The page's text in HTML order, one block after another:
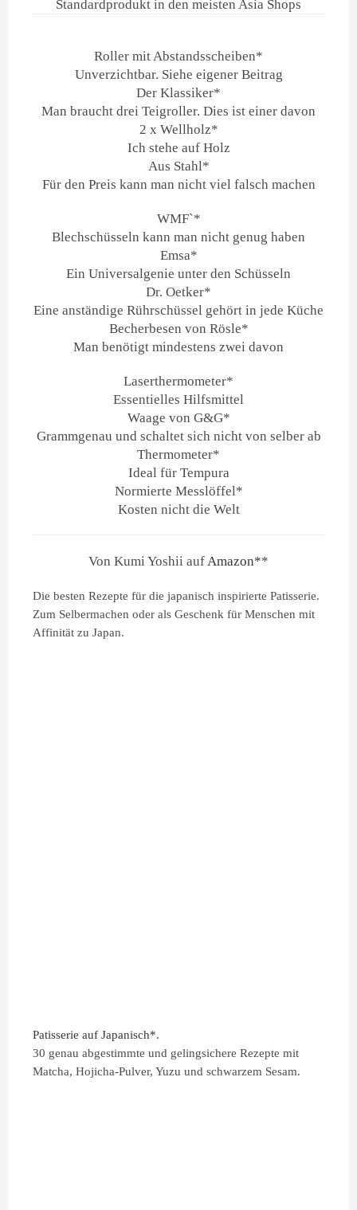
Standardprodukt in den meisten Asia Shops
Roller mit Abstandsscheiben*
Unverzichtbar. Siehe eigener Beitrag
Der Klassiker*
Man braucht drei Teigroller. Dies ist einer davon
2 x Wellholz*
Ich stehe auf Holz
Aus Stahl*
Für den Preis kann man nicht viel falsch machen
WMF`*
Blechschüsseln kann man nicht genug haben
Emsa*
Ein Universalgenie unter den Schüsseln
Dr. Oetker*
Eine anständige Rührschüssel gehört in jede Küche
Becherbesen von Rösle*
Man benötigt mindestens zwei davon
Laserthermometer*
Essentielles Hilfsmittel
Waage von G&G*
Grammgenau und schaltet sich nicht von selber ab
Thermometer*
Ideal für Tempura
Normierte Messlöffel*
Kosten nicht die Welt
Von Kumi Yoshii aufAmazon**
Die besten Rezepte für die japanisch inspirierte Patisserie.
Zum Selbermachen oder als Geschenk für Menschen mit
Affinität zu Japan.
Patisserie auf Japanisch*.
30 genau abgestimmte und gelingsichere Rezepte mit
Matcha, Hojicha-Pulver, Yuzu und schwarzem Sesam.